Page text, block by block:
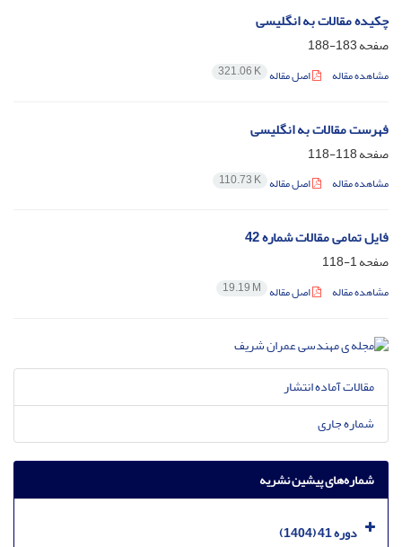
چکیده مقالات به انگلیسی
صفحه183-188
مشاهده مقاله اصل مقاله 321.06 K
فهرست مقالات به انگلیسی
صفحه118-118
مشاهده مقاله اصل مقاله 110.73 K
فایل تمامی مقالات شماره 42
صفحه1-118
مشاهده مقاله اصل مقاله 19.19 M
مقالات آماده انتشار
شماره جاری
شماره‌های پیشین نشریه
دوره 41 (1404)